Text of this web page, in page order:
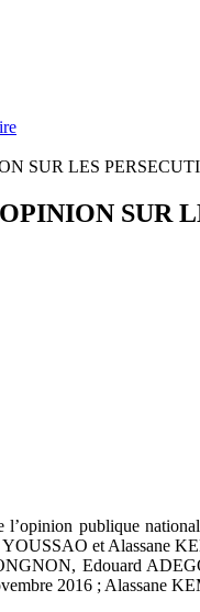
SUR LES
SUR
l’opinion publique
et Alassane
Edouard
2016 ; Alassane